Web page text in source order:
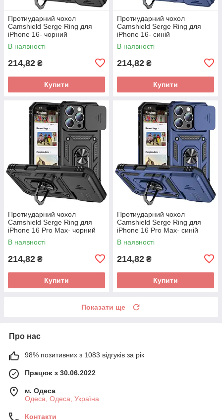
Протиударний чохол
Camshield Serge Ring для
iPhone 16- чорний
В наявності
214,82 ₴
Купити
Протиударний чохол
Camshield Serge Ring для
iPhone 16- синій
В наявності
214,82 ₴
Купити
Протиударний чохол
Camshield Serge Ring для
iPhone 16 Pro Max- чорний
В наявності
214,82 ₴
Купити
Протиударний чохол
Camshield Serge Ring для
iPhone 16 Pro Max- синій
В наявності
214,82 ₴
Купити
Показати ще
Про нас
98% позитивних з 1083 відгуків за рік
Працює з 30.06.2022
м. Одеса
Одеса, Одеса, Україна
Контакти